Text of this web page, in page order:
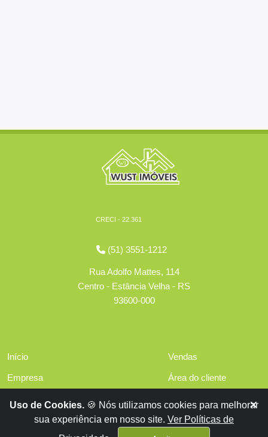
CRECI - 22.361
(51) 3551-1212
Rua Adolfo Mattes, 114
Centro - Estância Velha - RS
93600-000
Início
Empresa
Financiamentos
Vendas
Área do cliente
Contato
Uso de Cookies. 🍪 Nós utilizamos cookies para melhorar
sua experiência em nosso site. Ver Políticas de